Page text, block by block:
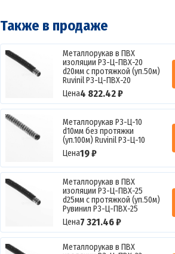
Также в продаже
Металлорукав в ПВХ
изоляции Р3-Ц-ПВХ-20
d20мм с протяжкой (уп.50м)
Ruvinil Р3-Ц-ПВХ-20
Цена4 822.42 ₽
Металлорукав Р3-Ц-10
d10мм без протяжки
(уп.100м) Ruvinil Р3-Ц-10
Цена19 ₽
Металлорукав в ПВХ
изоляции Р3-Ц-ПВХ-25
d25мм с протяжкой (уп.50м)
Рувинил Р3-Ц-ПВХ-25
Цена7 321.46 ₽
Металлорукав в ПВХ